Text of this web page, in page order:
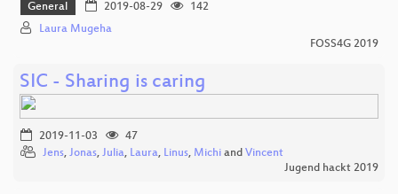
General 2019-08-29
142
Laura Mugeha
FOSS4G 2019
SIC - Sharing is caring
2019-11-03
47
Jens, Jonas, Julia, Laura, Linus, Michi and Vincent
Jugend hackt 2019